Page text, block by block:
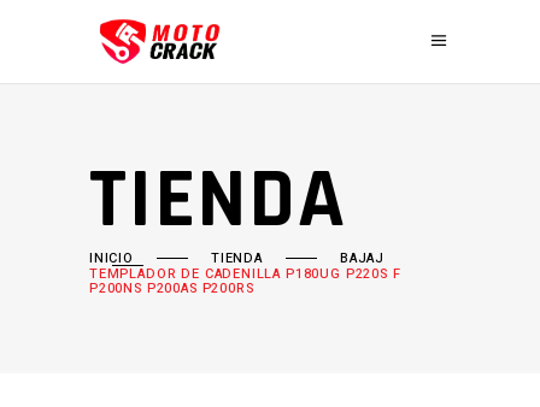
TIENDA
INICIO TIENDA BAJAJ
TEMPLADOR DE CADENILLA P180UG P220S F
P200NS P200AS P200RS